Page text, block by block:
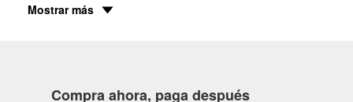
Mostrar más
Compra ahora, paga después